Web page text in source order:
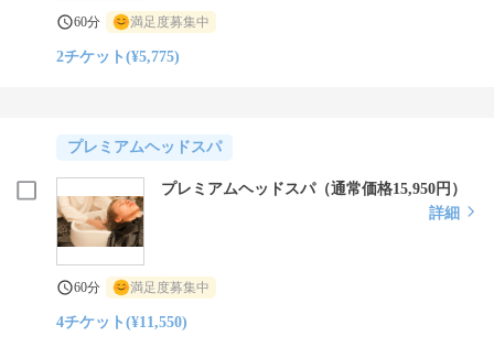
60分 満足度募集中
2チケット(¥5,775)
プレミアムヘッドスパ
プレミアムヘッドスパ（通常価格15,950円）
詳細
60分 満足度募集中
4チケット(¥11,550)